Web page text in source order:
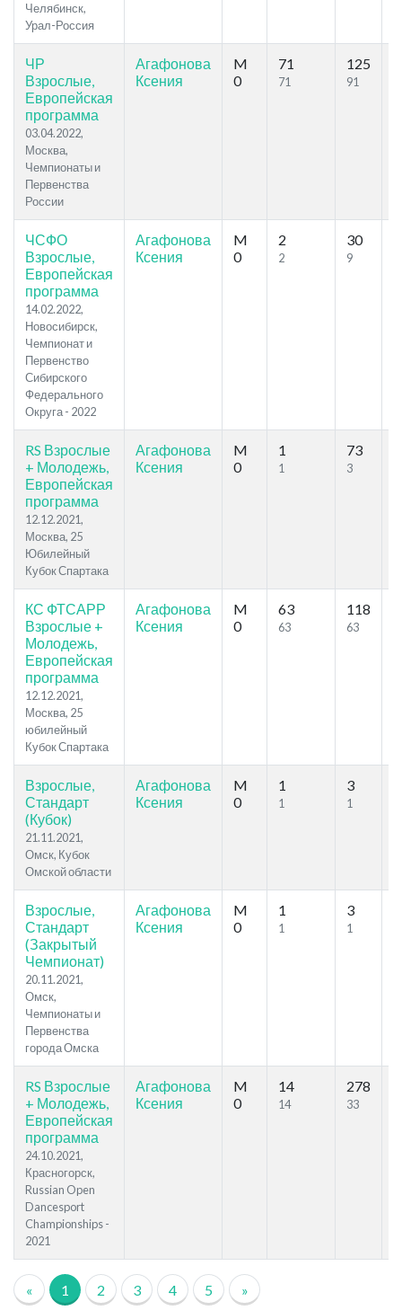
Челябинск,
Урал-Россия
ЧР
Взрослые,
Европейская
программа
03.04.2022,
Москва,
Чемпионаты и
Первенства
России
Агафонова
Ксения
M
0
71
71
125
91
ЧСФО
Взрослые,
Европейская
программа
14.02.2022,
Новосибирск,
Чемпионат и
Первенство
Сибирского
Федерального
Округа - 2022
Агафонова
Ксения
M
0
2
2
30
9
RS Взрослые
+ Молодежь,
Европейская
программа
12.12.2021,
Москва, 25
Юбилейный
Кубок Спартака
Агафонова
Ксения
M
0
1
1
73
3
КС ФТСАРР
Взрослые +
Молодежь,
Европейская
программа
12.12.2021,
Москва, 25
юбилейный
Кубок Спартака
Агафонова
Ксения
M
0
63
63
118
63
Взрослые,
Стандарт
(Кубок)
21.11.2021,
Омск, Кубок
Омской области
Агафонова
Ксения
M
0
1
1
3
1
Взрослые,
Стандарт
(Закрытый
Чемпионат)
20.11.2021,
Омск,
Чемпионаты и
Первенства
города Омска
Агафонова
Ксения
M
0
1
1
3
1
RS Взрослые
+ Молодежь,
Европейская
программа
24.10.2021,
Красногорск,
Russian Open
Dancesport
Championships -
2021
Агафонова
Ксения
M
0
14
14
278
33
« 1 2 3 4 5 »